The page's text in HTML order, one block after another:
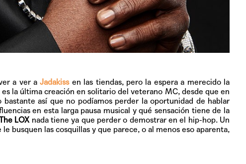
a ver aJadakissen las tiendas, pero la espera a merecido la
es la última creación en solitario del veterano MC, desde que en
bastante así que no podíamos perder la oportunidad de hablar
en esta larga pausa musical y qué sensación tiene de la
LOX nada tiene ya que perder o demostrar en el hip-hop. Un
busquen las cosquillas y que parece, o al menos eso aparenta,
NICKI NICOLE, pisando
fuerte
GRIFF, el futuro del
Pop